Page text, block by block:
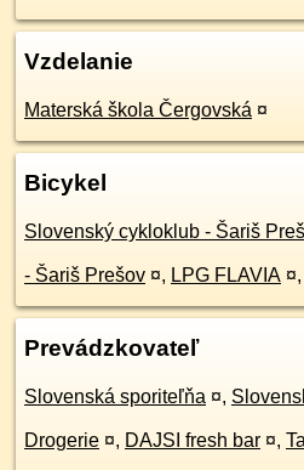
Vzdelanie
Materská škola Čergovská ¤
Bicykel
Slovenský cykloklub - Šariš
- Šariš Prešov ¤, LPG FLAVIA ¤,
Prevádzkovateľ
Slovenská sporiteľňa ¤,
Drogerie ¤, DAJSI fresh bar ¤,